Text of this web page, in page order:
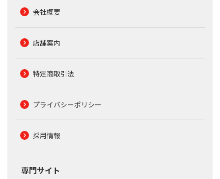
会社概要
店舗案内
特定商取引法
プライバシーポリシー
採用情報
専門サイト